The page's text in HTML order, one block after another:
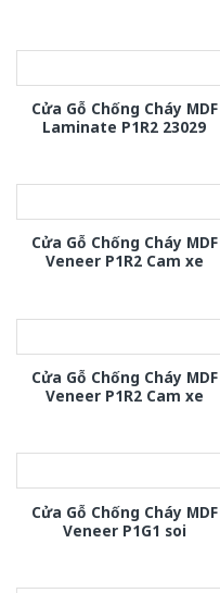
Cửa Gỗ Chống Cháy MDF
Laminate P1R2 23029
Cửa Gỗ Chống Cháy MDF
Veneer P1R2 Cam xe
Cửa Gỗ Chống Cháy MDF
Veneer P1R2 Cam xe
Cửa Gỗ Chống Cháy MDF
Veneer P1G1 soi